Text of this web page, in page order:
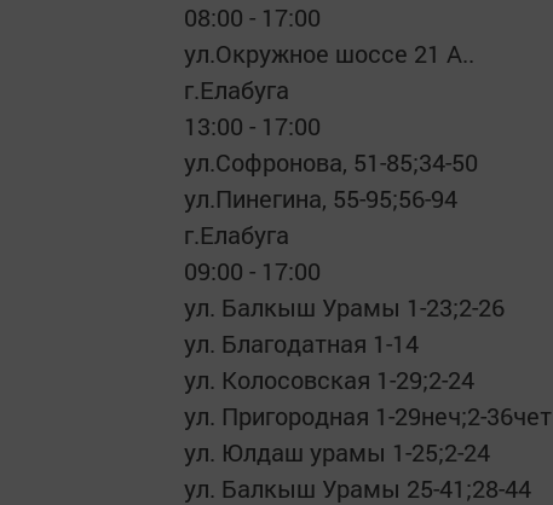
08:00 - 17:00
ул.Окружное шоссе 21 А..
г.Елабуга
13:00 - 17:00
ул.Софронова, 51-85;34-50
ул.Пинегина, 55-95;56-94
г.Елабуга
09:00 - 17:00
ул. Балкыш Урамы 1-23;2-26
ул. Благодатная 1-14
ул. Колосовская 1-29;2-24
ул. Пригородная 1-29неч;2-36чет
ул. Юлдаш урамы 1-25;2-24
ул. Балкыш Урамы 25-41;28-44